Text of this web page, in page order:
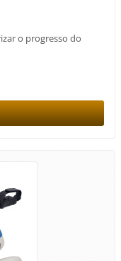
o progresso do